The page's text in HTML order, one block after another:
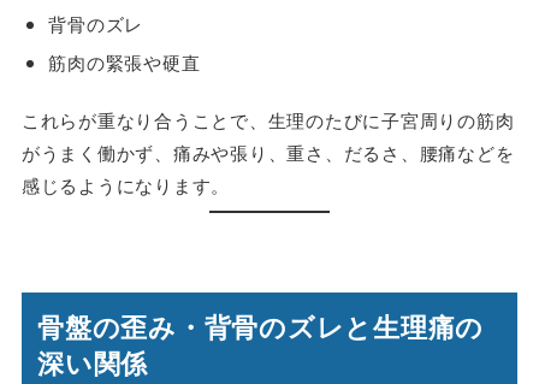
背骨のズレ
筋肉の緊張や硬直
これらが重なり合うことで、生理のたびに子宮周りの筋肉
がうまく働かず、 痛みや張り、重さ、だるさ、腰痛などを
感じるようになります。
骨盤の歪み・背骨のズレと生理痛の
深い関係